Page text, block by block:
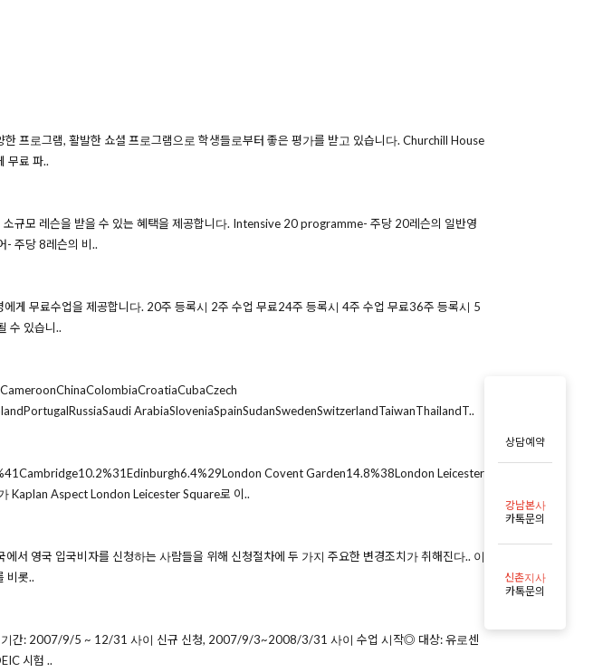
상담예약
강남본사
카톡문의
신촌지사
카톡문의
프로그램, 활발한 쇼셜 프로그램으로 학생들로부터 좋은 평가를 받고 있습니다. Churchill House
무료 파..
모 레슨을 받을 수 있는 혜택을 제공합니다. Intensive 20 programme- 주당 20레슨의 일반영
주당 8레슨의 비..
무료수업을 제공합니다. 20주 등록시 2주 수업 무료24주 등록시 4주 수업 무료36주 등록시 5
수 있습니..
ArabiaSloveniaSpainSudanSwedenSwitzerlandTaiwanThailandT..
Covent Garden14.8%38London Leicester
Aspect London Leicester Square로 이..
영국 입국비자를 신청하는 사람들을 위해 신청절차에 두 가지 주요한 변경조치가 취해진다.. 이
비롯..
기간: 2007/9/5 ~ 12/31 사이 신규 신청, 2007/9/3~2008/3/31 사이 수업 시작◎ 대상: 유로센
시험 ..